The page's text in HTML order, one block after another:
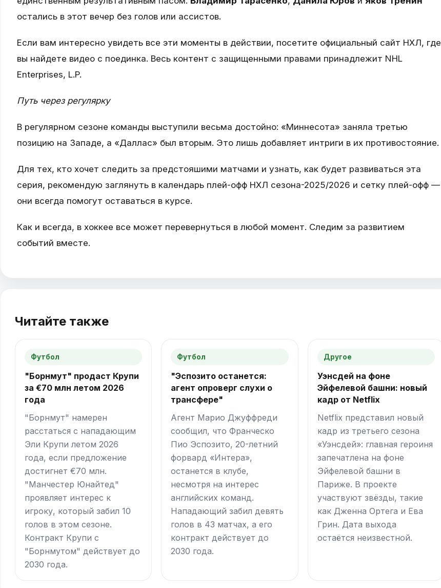
остались в этот вечер без голов или ассистов.
Если вам интересно увидеть все эти моменты в действии, посетите официальный сайт НХЛ, где
вы найдете видео с поединка. Весь контент с защищенными правами принадлежит NHL
Enterprises, L.P.
Путь через регулярку
В регулярном сезоне команды выступили весьма достойно: «Миннесота» заняла третью
позицию на Западе, а «Даллас» был вторым. Это лишь добавляет интриги в их противостояние.
Для тех, кто хочет следить за предстояшими матчами и узнать, как будет развиваться эта
серия, рекомендую заглянуть в календарь плей-офф НХЛ сезона-2025/2026 и сетку плей-офф —
они всегда помогут оставаться в курсе.
Как и всегда, в хоккее все может перевернуться в любой момент. Следим за развитием
событий вместе.
Читайте также
Футбол
"Борнмут" продаст Крупи
за €70 млн летом 2026
года
"Борнмут" намерен
расстаться с нападающим
Эли Крупи летом 2026
года, если предложение
достигнет €70 млн.
"Манчестер Юнайтед"
проявляет интерес к
игроку, который забил 10
голов в этом сезоне.
Контракт Крупи с
"Борнмутом" действует до
2030 года.
Футбол
"Эспозито останется:
агент опроверг слухи о
трансфере"
Агент Марио Джуффреди
сообщил, что Франческо
Пио Эспозито, 20-летний
форвард «Интера»,
останется в клубе,
несмотря на интерес
английских команд.
Нападающий забил девять
голов в 43 матчах, а его
контракт действует до
2030 года.
Другое
Уэнсдей на фоне
Эйфелевой башни: новый
кадр от Netflix
Netflix представил новый
кадр из третьего сезона
«Уэнсдей»: главная героиня
запечатлена на фоне
Эйфелевой башни в
Париже. В проекте
участвуют звёзды, такие
как Дженна Ортега и Ева
Грин. Дата выхода
остаётся неизвестной.